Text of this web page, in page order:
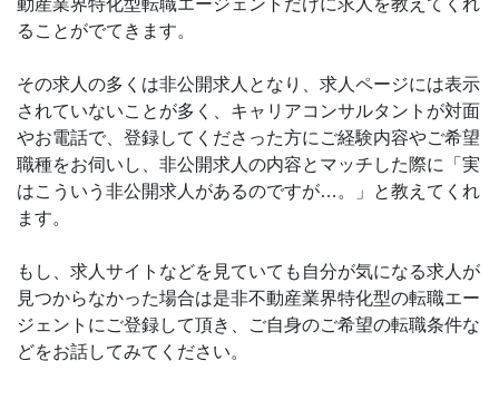
動産業界特化型転職エージェントだけに求人を教えてくれ
ることがでてきます。
その求人の多くは非公開求人となり、求人ページには表示
されていないことが多く、キャリアコンサルタントが対面
やお電話で、登録してくださった方にご経験内容やご希望
職種をお伺いし、非公開求人の内容とマッチした際に「実
はこういう非公開求人があるのですが…。」と教えてくれ
ます。
もし、求人サイトなどを見ていても自分が気になる求人が
見つからなかった場合は是非不動産業界特化型の転職エー
ジェントにご登録して頂き、ご自身のご希望の転職条件な
どをお話してみてください。